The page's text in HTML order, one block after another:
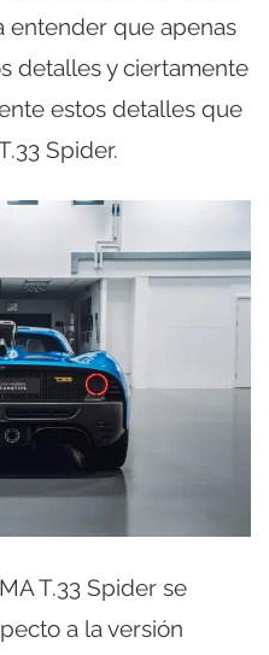
entender que apenas
detalles y ciertamente
estos detalles que
Spider.
T.33 Spider se
a la versión